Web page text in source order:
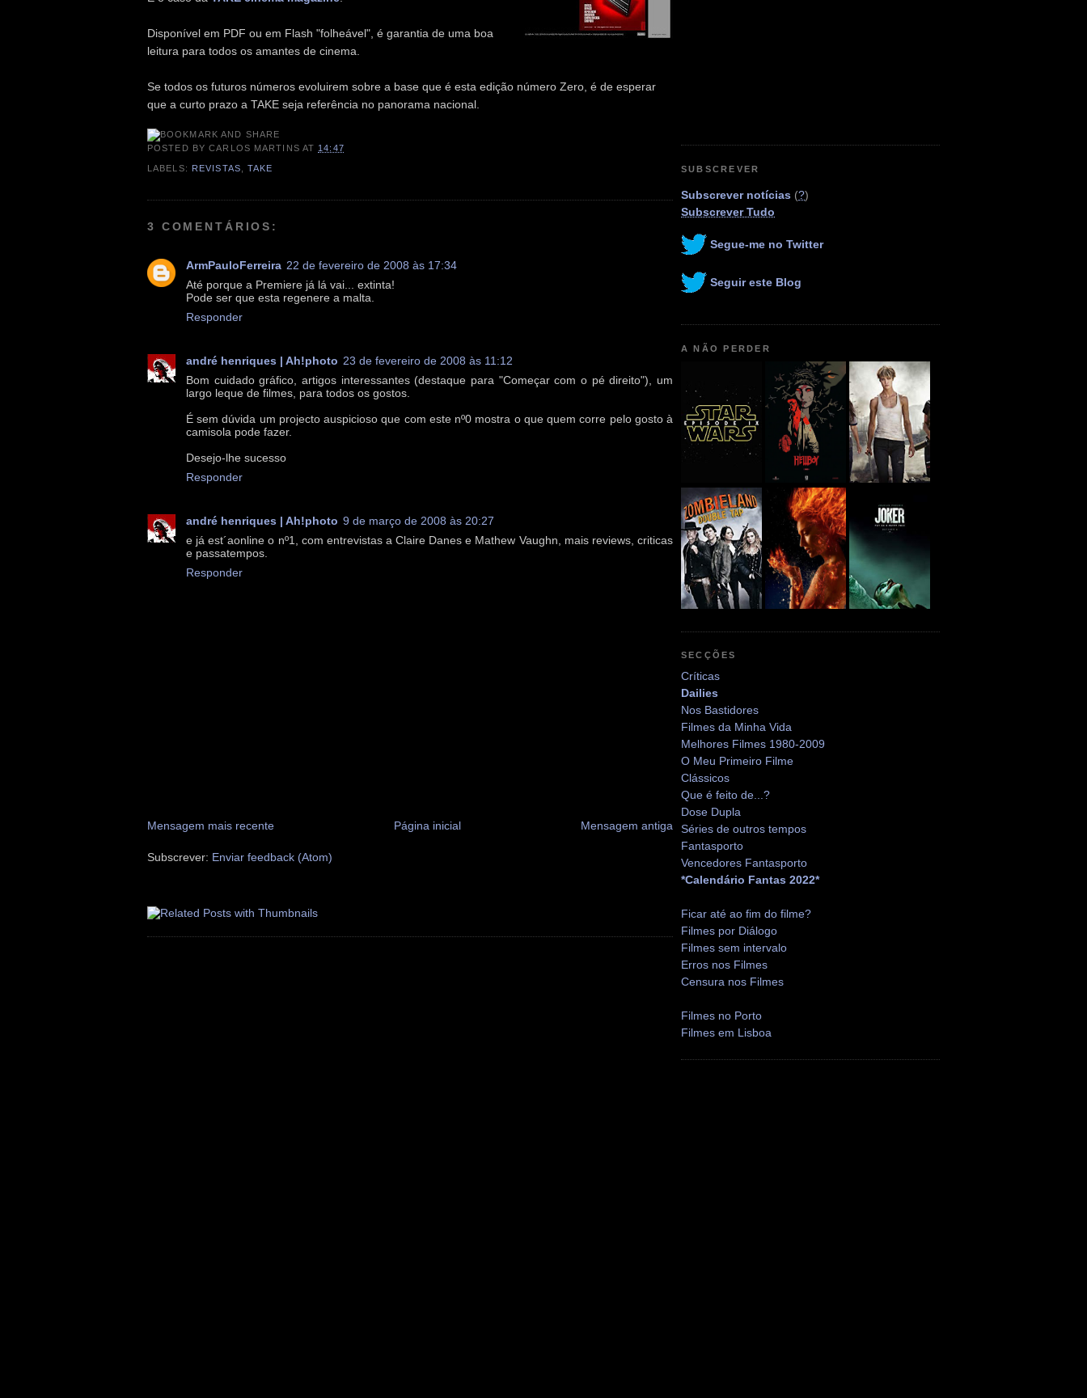
Disponível em PDF ou em Flash "folheável", é garantia de uma boa
leitura para todos os amantes de cinema.
Se todos os futuros números evoluirem sobre a base que é esta edição número Zero, é de esperar
que a curto prazo a TAKE seja referência no panorama nacional.
POSTED BYCARLOS MARTINS AT 14:47
LABELS: REVISTAS ,TAKE
3 COMENTÁRIOS:
ArmPauloFerreira 22 de fevereiro de 2008 às 17:34
Até porque a Premiere já lá vai... extinta!
Pode ser que esta regenere a malta.
Responder
andré henriques | Ah!photo 23 de fevereiro de 2008 às 11:12
Bom cuidado gráfico, artigos interessantes (destaque para "Começar com o pé direito"), um
largo leque de filmes, para todos os gostos.
É sem dúvida um projecto auspicioso que com este nº0 mostra o que quem corre pelo gosto à
camisola pode fazer.
Desejo-lhe sucesso
Responder
andré henriques | Ah!photo 9 de março de 2008 às 20:27
e já est´aonline o nº1, com entrevistas a Claire Danes e Mathew Vaughn, mais reviews, criticas
e passatempos.
Responder
Mensagem mais recente Mensagem antiga
Página inicial
Subscrever: Enviar feedback (Atom)
SUBSCREVER
Subscrever notícias (?)
Subscrever Tudo
Segue-me no Twitter
Seguir este Blog
A NÃO PERDER
SECÇÕES
Críticas
Dailies
Nos Bastidores
Filmes da Minha Vida
Melhores Filmes 1980-2009
O Meu Primeiro Filme
Clássicos
Que é feito de...?
Dose Dupla
Séries de outros tempos
Fantasporto
Vencedores Fantasporto
*Calendário Fantas 2022*
Ficar até ao fim do filme?
Filmes por Diálogo
Filmes sem intervalo
Erros nos Filmes
Censura nos Filmes
Filmes no Porto
Filmes em Lisboa